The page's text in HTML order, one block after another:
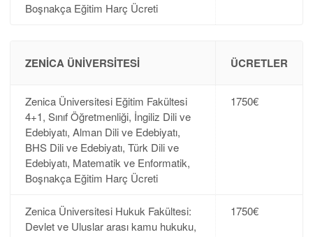
Boşnakça Eğitim Harç Ücreti
ZENICA ÜNIVERSITESI ÜCRETLER
Zenica Üniversitesi Eğitim Fakültesi
4+1, Sınıf Öğretmenliği, İngiliz Dili ve
Edebiyatı, Alman Dili ve Edebiyatı,
BHS Dili ve Edebiyatı, Türk Dili ve
Edebiyatı, Matematik ve Enformatik,
Boşnakça Eğitim Harç Ücreti
1750€
Zenica Üniversitesi Hukuk Fakültesi:
Devlet ve Uluslar arası kamu hukuku,
1750€